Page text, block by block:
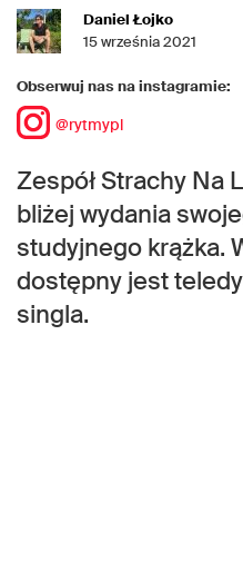
Daniel Łojko
15 września 2021
Obserwuj nas na instagramie:
@rytmypl
Zespół Strachy Na
bliżej wydania
studyjnego krążka.
dostępny jest
singla.